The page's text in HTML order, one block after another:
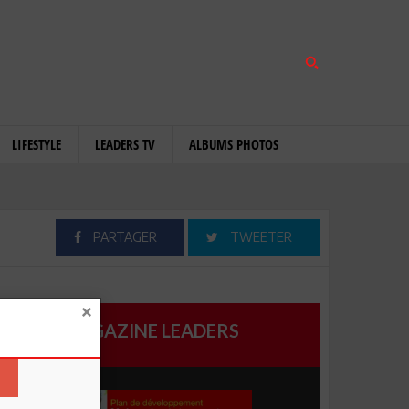
LIFESTYLE LEADERS TV ALBUMS PHOTOS
PARTAGER TWEETER
MAGAZINE LEADERS